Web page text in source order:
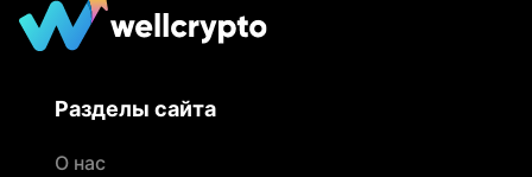
Разделы сайта
О нас